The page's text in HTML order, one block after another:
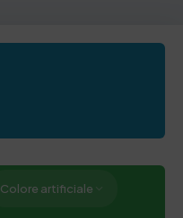
Colore artificiale